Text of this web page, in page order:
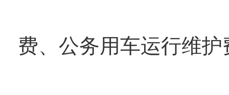
费、公务用车运行维